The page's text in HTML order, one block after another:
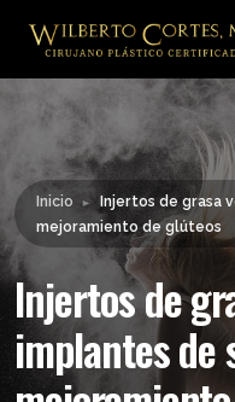
Leyendo: Injertos de grasa
implantes de
Inicio ►
Injertos de grasa
mejoramiento de glúteos
Injertos de
implantes de